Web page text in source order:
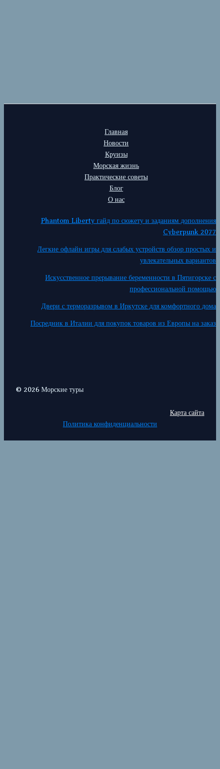
Главная
Новости
Круизы
Морская жизнь
Практические советы
Блог
О нас
Phantom Liberty гайд по сюжету и заданиям дополнения
Cyberpunk 2077
Легкие офлайн игры для слабых устройств обзор простых и
увлекательных вариантов
Искусственное прерывание беременности в Пятигорске с
профессиональной помощью
Двери с терморазрывом в Иркутске для комфортного дома
Посредник в Италии для покупок товаров из Европы на заказ
© 2026 Морские туры
Карта сайта
Политика конфиденциальности